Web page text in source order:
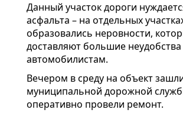
Данный участок дороги
асфальта – на отдельных
образовались неровности,
доставляют большие неудобства
автомобилистам.
Вечером в среду на объект
муниципальной дорожной
оперативно провели ремонт.